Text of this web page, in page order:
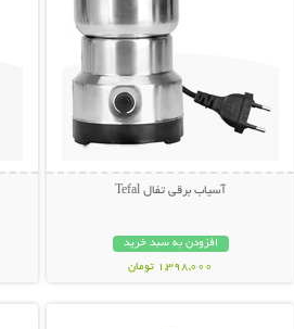
آسیاب برقی تفال Tefal
افزودن به سبد خرید
1,398,000 تومان